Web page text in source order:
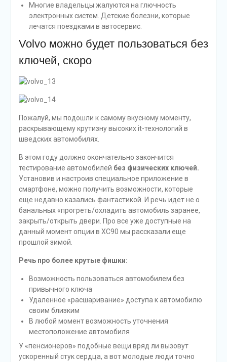
Многие владельцы жалуются на глючность
электронных систем. Детские болезни, которые
лечатся поездками в автосервис.
Volvo можно будет пользоваться без
ключей, скоро
Пожалуй, мы подошли к самому вкусному моменту,
раскрывающему крутизну высоких it-технологий в
шведских автомобилях.
В этом году должно окончательно закончится
тестирование автомобилей без физических ключей.
Установив и настроив специальное приложение в
смартфоне, можно получить возможности, которые
еще недавно казались фантастикой. И речь идет не о
банальных «прогреть/охладить автомобиль заранее,
закрыть/открыть двери. Про все уже доступные на
данный момент опции в XC90 мы рассказали еще
прошлой зимой.
Речь про более крутые фишки:
Возможность пользоваться автомобилем без
привычного ключа
Удаленное «расшаривание» доступа к автомобилю
своим близким
В любой момент возможность уточнения
местоположение автомобиля
У «пенсионеров» подобные вещи вряд ли вызовут
ускоренный стук сердца, а вот молодые люди точно